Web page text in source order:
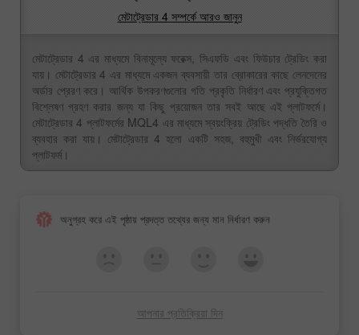
মেটাট্রেডার 4 সম্পর্কে আরও জানুন
মেটাট্রেডার 4 এর মাধ্যমে বিনামূল্যে ফরেক্স, সিএফডি এবং ফিউচার ট্রেডিং করা
যায়। মেটাট্রেডার 4 এর মাধ্যমে একজন ব্যবসায়ী তার ব্রোকারের কাছে লেনদেনের
অর্ডার প্রেরণ করে। আর্থিক উপকরণগুলোর গতি প্রকৃতি নির্ধারণ এবং প্রযুক্তিগত
বিশ্লেষণ গ্রহণ করার জন্য যা কিছু প্রয়োজন তার সবই আছে এই প্লাটফর্মে।
মেটাট্রেডার 4 প্লাটফর্মের MQL4 এর মাধ্যমে স্বয়ংক্রিয় ট্রেডিং পদ্ধতি তৈরি ও
ব্যবহার করা যায়। মেটাট্রেডার 4 হলো একটি সহজ, বহুমুখী এবং নির্ভরযোগ্য
প্লাটফর্ম।
অনুগ্রহ করে এই পৃষ্ঠায় প্রদত্ত তথ্যের জন্য মান নির্ধারণ করুন
আপনার প্রতিক্রিয়া দিন